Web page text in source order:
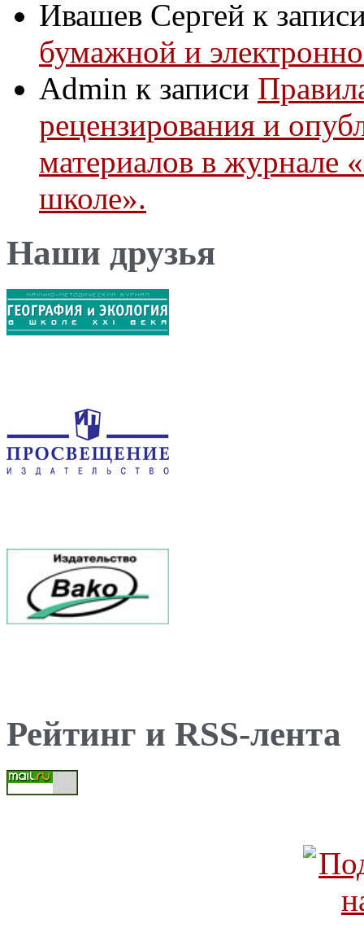
Ивашев Сергей к
бумажной и
Admin к записи
рецензирования и
материалов в журнале
школе».
Наши друзья
Рейтинг и RSS-лента